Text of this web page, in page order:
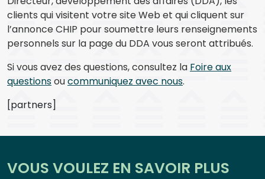
clients qui visitent votre site Web et qui cliquent sur
l’annonce CHIP pour soumettre leurs renseignements
personnels sur la page du DDA vous seront attribués.
Si vous avez des questions, consultez la Foire aux
questionsoucommuniquez avec nous.
[partners]
VOUS VOULEZ EN SAVOIR PLUS